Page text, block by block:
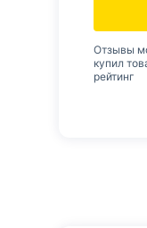
Отзывы
купил
рейтинг